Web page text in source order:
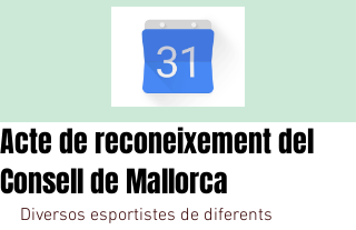
Acte de reconeixement del
Consell de Mallorca
Diversos esportistes de diferents